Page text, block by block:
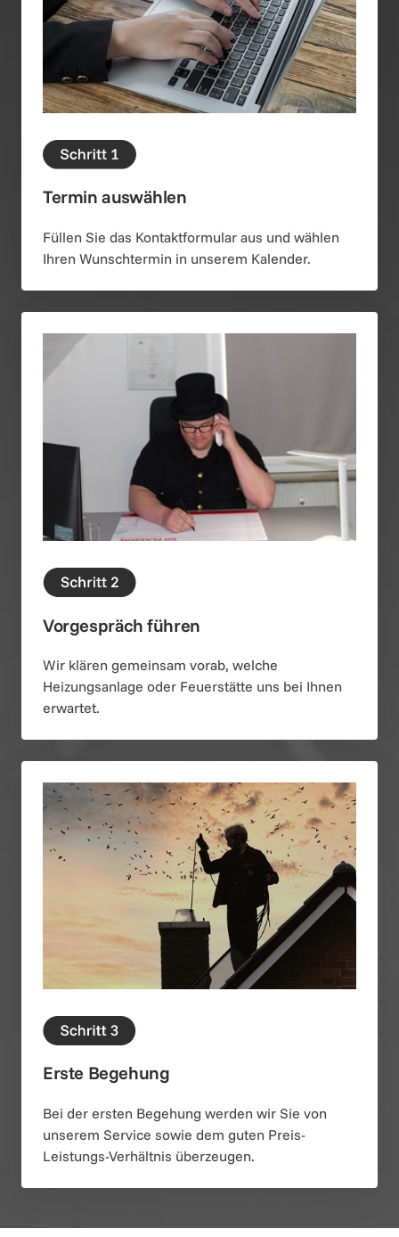
Termin auswählen
Füllen Sie das Kontaktformular aus und wählen
Ihren Wunschtermin in unserem Kalender.
Vorgespräch führen
Wir klären gemeinsam vorab, welche
Heizungsanlage oder Feuerstätte uns bei Ihnen
erwartet.
Erste Begehung
Bei der ersten Begehung werden wir Sie von
unserem Service sowie dem guten Preis-
Leistungs-Verhältnis überzeugen.